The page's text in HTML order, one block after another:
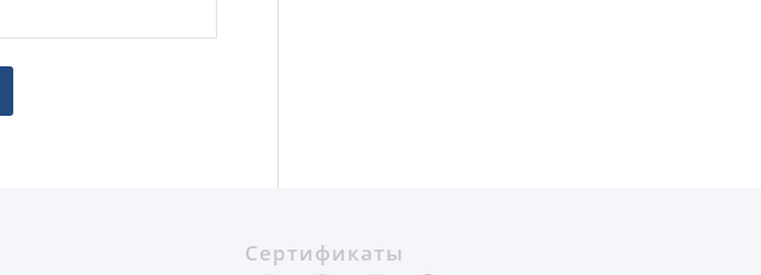
Сертификаты